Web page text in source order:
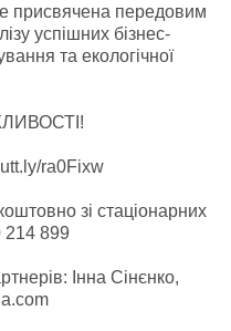
присвячена передовим
успішних бізнес-
та екологічної
ra0Fixw
зі стаціонарних
214 899
Інна Сінєнко,